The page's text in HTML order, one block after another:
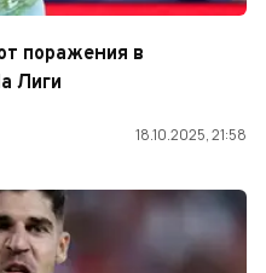
поражения в
Лиги
18.10.2025, 21:58